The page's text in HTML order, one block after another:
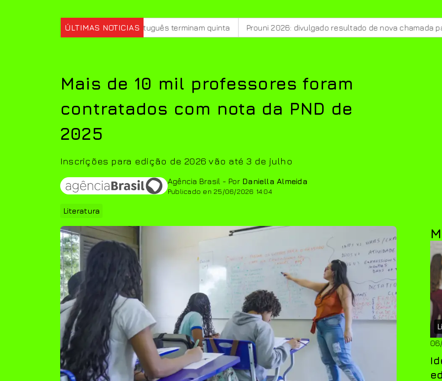
ÚLTIMAS NOTICIAS
em português terminam quinta Prouni 2026: divulgado resultado de nova chamada para o 2º semestre
Mais de 10 mil professores foram
contratados com nota da PND de
2025
Inscrições para edição de 2026 vão até 3 de julho
Agência Brasil - Por Daniella Almeida
Publicado en 25/06/2026 14:04
Literatura